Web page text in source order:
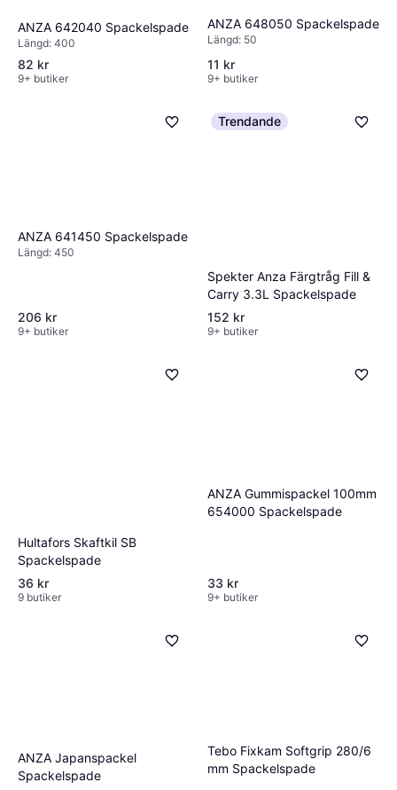
ANZA 642040 Spackelspade
Längd: 400
82 kr
9+ butiker
ANZA 648050 Spackelspade
Längd: 50
11 kr
9+ butiker
ANZA 641450 Spackelspade
Längd: 450
206 kr
9+ butiker
Trendande
Spekter Anza Färgtråg Fill &
Carry 3.3L Spackelspade
152 kr
9+ butiker
Hultafors Skaftkil SB
Spackelspade
36 kr
9 butiker
ANZA Gummispackel 100mm
654000 Spackelspade
33 kr
9+ butiker
ANZA Japanspackel
Spackelspade
Tebo Fixkam Softgrip 280/6
mm Spackelspade